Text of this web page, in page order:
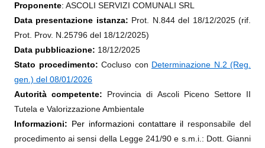
Proponente: ASCOLI SERVIZI COMUNALI SRL
Data presentazione istanza: Prot. N.844 del 18/12/2025 (rif.
Prot. Prov. N.25796 del 18/12/2025)
Data pubblicazione: 18/12/2025
Stato procedimento: Cocluso con Determinazione N.2 (Reg.
gen.) del 08/01/2026
Autorità competente: Provincia di Ascoli Piceno Settore II
Tutela e Valorizzazione Ambientale
Informazioni: Per informazioni contattare il responsabile del
procedimento ai sensi della Legge 241/90 e s.m.i.: Dott. Gianni